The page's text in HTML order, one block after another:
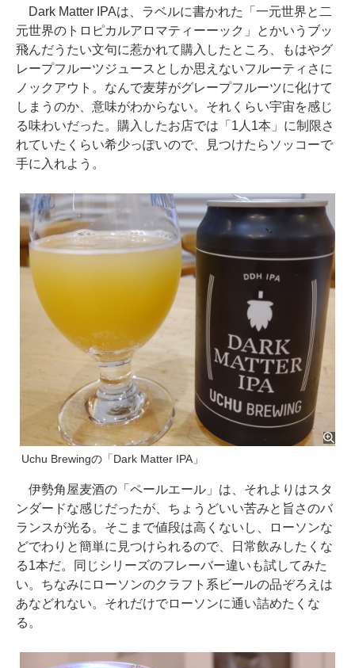
Dark Matter IPAは、ラベルに書かれた「一元世界と二
元世界のトロピカルアロマティーーック」とかいうブッ
飛んだうたい文句に惹かれて購入したところ、もはやグ
レープフルーツジュースとしか思えないフルーティさに
ノックアウト。なんで麦芽がグレープフルーツに化けて
しまうのか、意味がわからない。それくらい宇宙を感じ
る味わいだった。購入したお店では「1人1本」に制限さ
れていたくらい希少っぽいので、見つけたらソッコーで
手に入れよう。
Uchu Brewingの「Dark Matter IPA」
伊勢角屋麦酒の「ペールエール」は、それよりはスタ
ンダードな感じだったが、ちょうどいい苦みと旨さのバ
ランスが光る。そこまで値段は高くないし、ローソンな
どでわりと簡単に見つけられるので、日常飲みしたくな
る1本だ。同じシリーズのフレーバー違いも試してみた
い。ちなみにローソンのクラフト系ビールの品ぞろえは
あなどれない。それだけでローソンに通い詰めたくな
る。